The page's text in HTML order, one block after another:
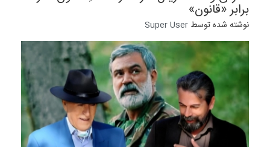
برابر «قانون»
نوشته شده توسط Super User